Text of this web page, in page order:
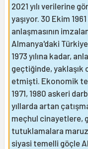
2021 yılı verilerine
yaşıyor. 30 Ekim
anlaşmasının
Almanya'daki
1973 yılına kadar,
geçtiğinde, yaklaşık
etmişti. Ekonomik
1971, 1980 askeri
yıllarda artan
meçhul cinayetlere,
tutuklamalara
siyasi temelli göçle